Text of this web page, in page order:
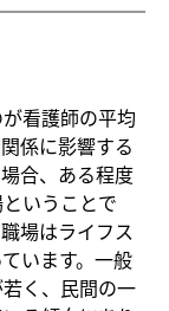
看護師の平均
係に影響する
合、ある程度
いうことで
場はライフス
います。一般
く、民間の一